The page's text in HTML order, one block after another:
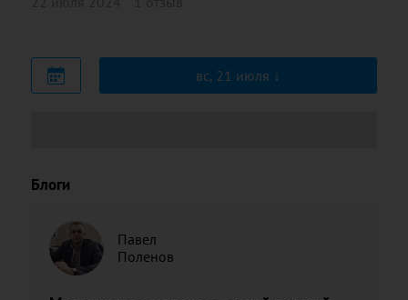
вс, 21 июля
Блоги
Павел
Поленов